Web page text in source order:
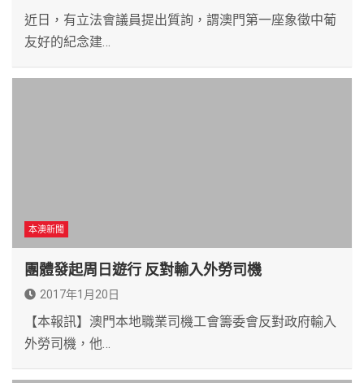
近日，有立法會議員提出質詢，謂澳門第一座象徵中葡
友好的紀念建…
本澳新聞
團體發起周日遊行 反對輸入外勞司機
2017年1月20日
【本報訊】澳門本地職業司機工會籌委會反對政府輸入
外勞司機，他…